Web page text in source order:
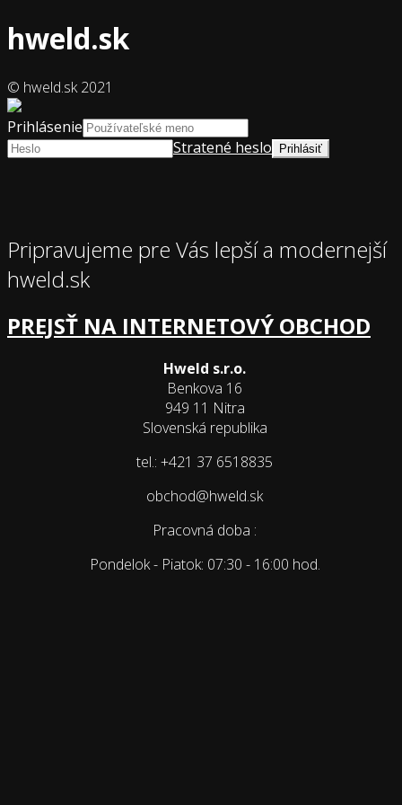
hweld.sk
Pripravujeme pre Vás lepší a modernejší
hweld.sk
PREJSŤ NA INTERNETOVÝ OBCHOD
Hweld s.r.o.
Benkova 16
949 11 Nitra
Slovenská republika
tel.: +421 37 6518835
obchod@hweld.sk
Pracovná doba :
Pondelok - Piatok: 07:30 - 16:00 hod.
© hweld.sk 2021
Prihlásenie
Stratené heslo